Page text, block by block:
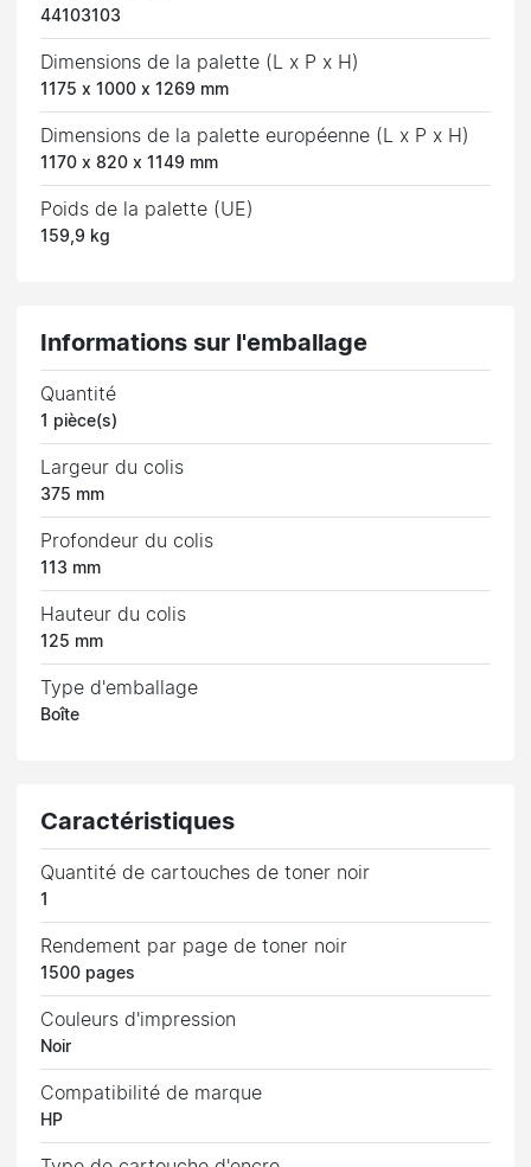
44103103
Dimensions de la palette (L x P x H)
1175 x 1000 x 1269 mm
Dimensions de la palette européenne (L x P x H)
1170 x 820 x 1149 mm
Poids de la palette (UE)
159,9 kg
Informations sur l'emballage
Quantité
1 pièce(s)
Largeur du colis
375 mm
Profondeur du colis
113 mm
Hauteur du colis
125 mm
Type d'emballage
Boîte
Caractéristiques
Quantité de cartouches de toner noir
1
Rendement par page de toner noir
1500 pages
Couleurs d'impression
Noir
Compatibilité de marque
HP